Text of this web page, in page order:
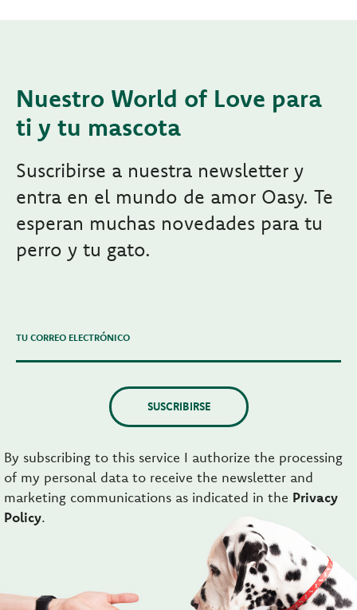
Nuestro World of Love para
ti y tu mascota
Suscribirse a nuestra newsletter y
entra en el mundo de amor Oasy. Te
esperan muchas novedades para tu
perro y tu gato.
TU CORREO ELECTRÓNICO
SUSCRIBIRSE
By subscribing to this service I authorize the processing
of my personal data to receive the newsletter and
marketing communications as indicated in the Privacy
Policy.